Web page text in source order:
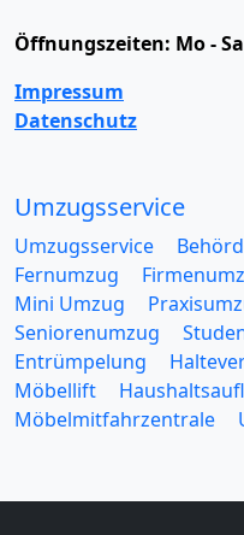
Öffnungszeiten: Mo -
Impressum
Datenschutz
Umzugsservice
Umzugsservice
Fernumzug
Mini Umzug
Seniorenumzug
Entrümpelung
Möbellift
Möbelmitfahrzentrale